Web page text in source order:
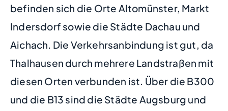
befinden sich die Orte Altomünster, Markt
Indersdorf sowie die Städte Dachau und
Aichach. Die Verkehrsanbindung ist gut, da
Thalhausen durch mehrere Landstraßen mit
diesen Orten verbunden ist. Über die B300
und die B13 sind die Städte Augsburg und